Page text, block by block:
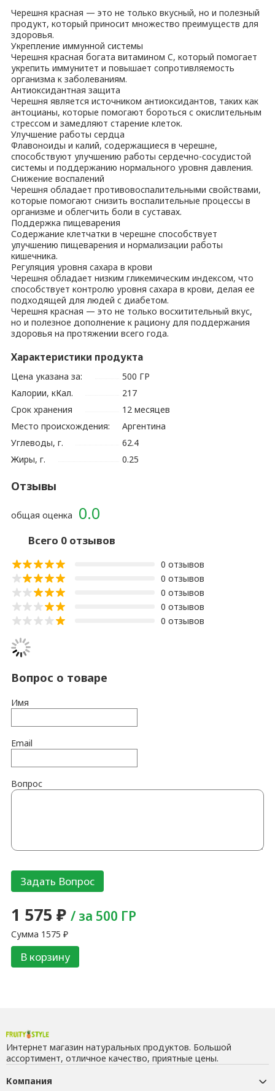
Черешня красная — это не только вкусный, но и полезный
продукт, который приносит множество преимуществ для
здоровья.
Укрепление иммунной системы
Черешня красная богата витамином C, который помогает
укрепить иммунитет и повышает сопротивляемость
организма к заболеваниям.
Антиоксидантная защита
Черешня является источником антиоксидантов, таких как
антоцианы, которые помогают бороться с окислительным
стрессом и замедляют старение клеток.
Улучшение работы сердца
Флавоноиды и калий, содержащиеся в черешне,
способствуют улучшению работы сердечно-сосудистой
системы и поддержанию нормального уровня давления.
Снижение воспалений
Черешня обладает противовоспалительными свойствами,
которые помогают снизить воспалительные процессы в
организме и облегчить боли в суставах.
Поддержка пищеварения
Содержание клетчатки в черешне способствует
улучшению пищеварения и нормализации работы
кишечника.
Регуляция уровня сахара в крови
Черешня обладает низким гликемическим индексом, что
способствует контролю уровня сахара в крови, делая ее
подходящей для людей с диабетом.
Черешня красная — это не только восхитительный вкус,
но и полезное дополнение к рациону для поддержания
здоровья на протяжении всего года.
Характеристики продукта
Цена указана за:
500 ГР
Калории, кКал.
217
Срок хранения
12 месяцев
Место происхождения:
Аргентина
Углеводы, г.
62.4
Жиры, г.
0.25
Отзывы
0.0
общая оценка
Всего 0 отзывов
0 отзывов
0 отзывов
0 отзывов
0 отзывов
0 отзывов
Вопрос о товаре
Имя
Email
Вопрос
1 575₽ / за 500 ГР
Сумма 1575 ₽
В корзину
Интернет магазин натуральных продуктов. Большой
ассортимент, отличное качество, приятные цены.
Компания